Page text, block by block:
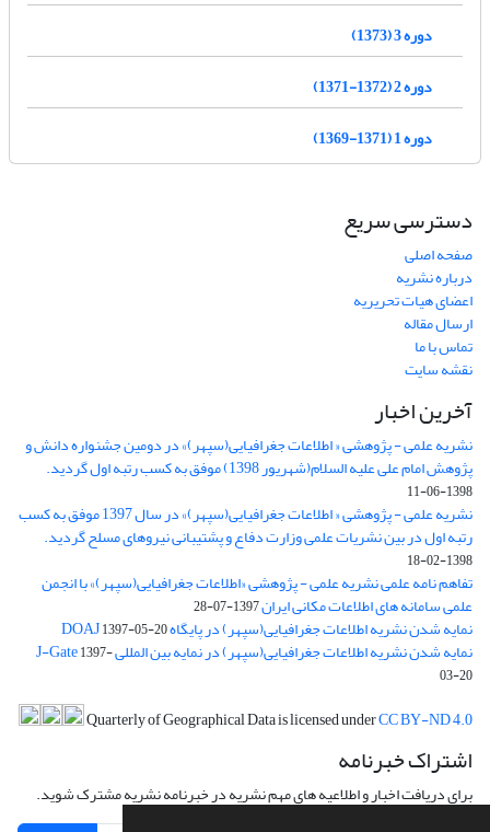
دوره 3 (1373)
دوره 2 (1372-1371)
دوره 1 (1371-1369)
دسترسی سریع
صفحه اصلی
درباره نشریه
اعضای هیات تحریریه
ارسال مقاله
تماس با ما
نقشه سایت
آخرین اخبار
نشریه علمی - پژوهشی « اطلاعات جغرافیایی(سپهر)» در دومین جشنواره دانش و
پژوهش امام علی علیه السلام(شهریور 1398) موفق به کسب رتبه اول گردید.
1398-06-11
نشریه علمی - پژوهشی « اطلاعات جغرافیایی(سپهر)» در سال 1397 موفق به کسب
رتبه اول در بین نشریات علمی وزارت دفاع و پشتیبانی نیروهای مسلح گردید.
1398-02-18
تفاهم نامه علمی نشریه علمی - پژوهشی «اطلاعات جغرافیایی(سپهر)» با انجمن
علمی سامانه های اطلاعات مکانی ایران1397-07-28
نمایه شدن نشریه اطلاعات جغرافیایی(سپهر) در پایگاه DOAJ1397-05-20
نمایه شدن نشریه اطلاعات جغرافیایی(سپهر) در نمایه بین المللی J-Gate1397-
03-20
Quarterly of Geographical Data is licensed underCC BY-ND 4.0
اشتراک خبرنامه
برای دریافت اخبار و اطلاعیه های مهم نشریه در خبرنامه نشریه مشترک شوید.